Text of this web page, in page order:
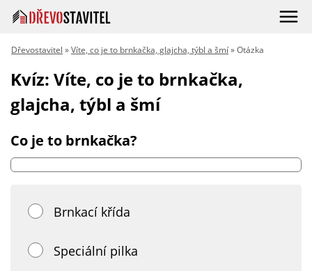
Dřevostavitel »Víte, co je to brnkačka, glajcha, týbl a šmí» Otázka
Kvíz: Víte, co je to brnkačka,
glajcha, týbl a šmí
Co je to brnkačka?
Brnkací křída
Speciální pilka